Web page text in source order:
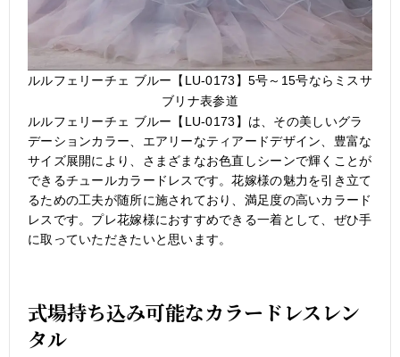
ルルフェリーチェ ブルー【LU-0173】5号～15号ならミスサ
ブリナ表参道
ルルフェリーチェ ブルー【LU-0173】は、その美しいグラ
デーションカラー、エアリーなティアードデザイン、豊富な
サイズ展開により、さまざまなお色直しシーンで輝くことが
できるチュールカラードレスです。花嫁様の魅力を引き立て
るための工夫が随所に施されており、満足度の高いカラード
レスです。プレ花嫁様におすすめできる一着として、ぜひ手
に取っていただきたいと思います。
式場持ち込み可能なカラードレスレン
タル